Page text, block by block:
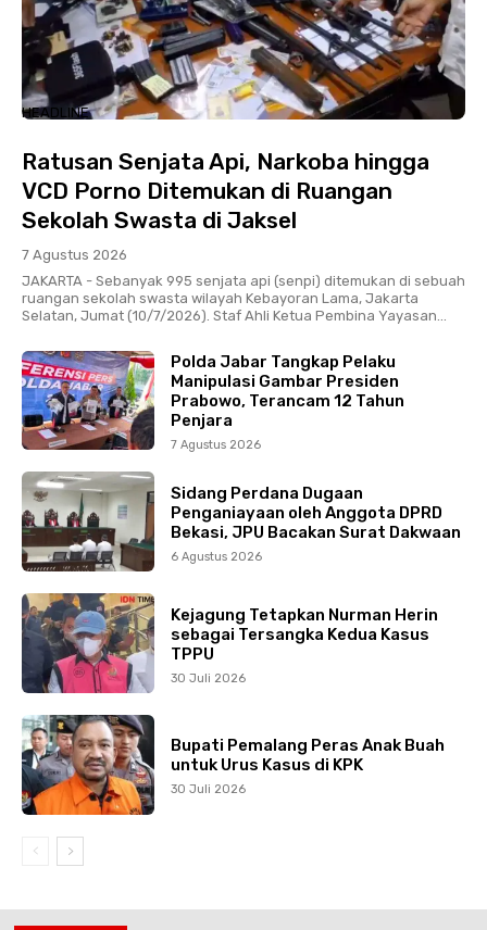
HEADLINE
Ratusan Senjata Api, Narkoba hingga
VCD Porno Ditemukan di Ruangan
Sekolah Swasta di Jaksel
7 Agustus 2026
JAKARTA - Sebanyak 995 senjata api (senpi) ditemukan di sebuah
ruangan sekolah swasta wilayah Kebayoran Lama, Jakarta
Selatan, Jumat (10/7/2026). Staf Ahli Ketua Pembina Yayasan...
Polda Jabar Tangkap Pelaku
Manipulasi Gambar Presiden
Prabowo, Terancam 12 Tahun
Penjara
7 Agustus 2026
Sidang Perdana Dugaan
Penganiayaan oleh Anggota DPRD
Bekasi, JPU Bacakan Surat Dakwaan
6 Agustus 2026
Kejagung Tetapkan Nurman Herin
sebagai Tersangka Kedua Kasus
TPPU
30 Juli 2026
Bupati Pemalang Peras Anak Buah
untuk Urus Kasus di KPK
30 Juli 2026